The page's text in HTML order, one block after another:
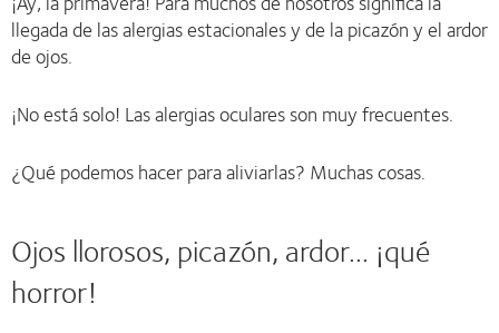
llegada de las alergias estacionales y de la picazón y el ardor
de ojos.
¡No está solo! Las alergias oculares son muy frecuentes.
¿Qué podemos hacer para aliviarlas? Muchas cosas.
Ojos llorosos, picazón, ardor... ¡qué
horror!